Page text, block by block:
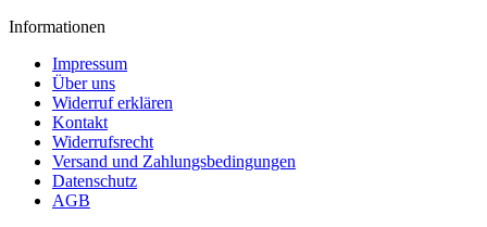
Informationen
Impressum
Über uns
Widerruf erklären
Kontakt
Widerrufsrecht
Versand und Zahlungsbedingungen
Datenschutz
AGB